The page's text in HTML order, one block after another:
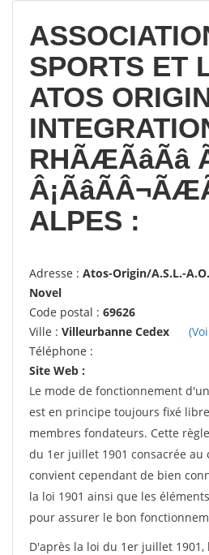
14358votes
SPORTS ET
ATOS
ALPES :
Adresse : Atos-Origin/A.S.L.-
Novel
Code postal : 69626
Ville : Villeurbanne Cedex
Téléphone :
Site Web :
Le mode de fonctionnement
est en principe toujours fixé
membres fondateurs. Cette
du 1er juillet 1901 consacrée au
convient cependant de bien
la loi 1901 ainsi que les
pour assurer le bon
D'après la loi du 1er juillet 1901,